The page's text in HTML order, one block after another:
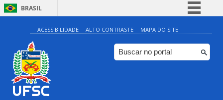
BRASIL
Simplifique!
Comunica BR
Participe
ACESSIBILIDADE ALTO CONTRASTE MAPA DO SITE